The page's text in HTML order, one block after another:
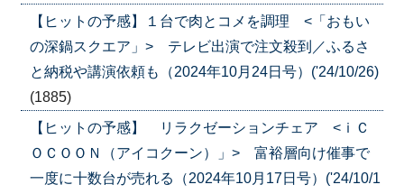
【ヒットの予感】１台で肉とコメを調理 <「おもい
の深鍋スクエア」> テレビ出演で注文殺到／ふるさ
と納税や講演依頼も（2024年10月24日号）('24/10/26)
(1885)
【ヒットの予感】 リラクゼーションチェア <ｉＣ
ＯＣＯＯＮ（アイコクーン）」> 富裕層向け催事で
一度に十数台が売れる（2024年10月17日号）('24/10/1